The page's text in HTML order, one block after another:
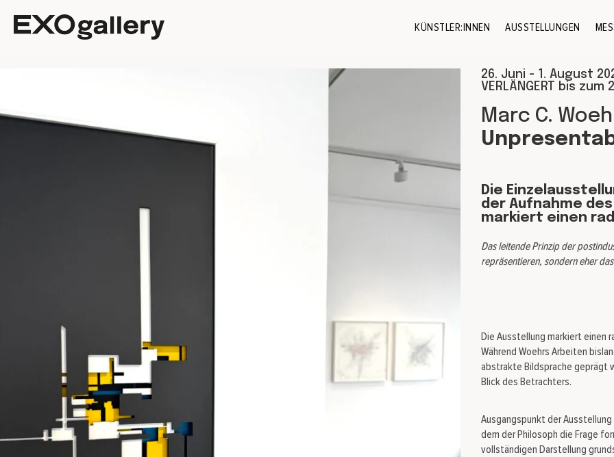
KÜNSTLER:INNEN AUSSTELLUNGEN
26. Juni - 1. August
VERLÄNGERT bis zum
Marc C.
Die
der Aufnahme
markiert einen
Das leitende Prinzip der
repräsentieren, sondern eher
Die Ausstellung markiert einen
Während Woehrs Arbeiten
abstrakte Bildsprache geprägt
Blick des Betrachters.
Ausgangspunkt der
dem der Philosoph die Frage
vollständigen Darstellung